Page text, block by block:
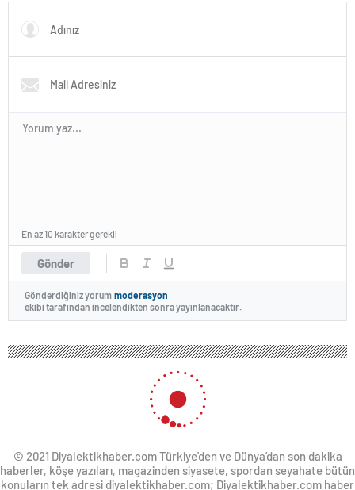
Gönder
En az 10 karakter gerekli
Gönderdiğiniz yorum moderasyon
ekibi tarafından incelendikten sonra yayınlanacaktır.
© 2021 Diyalektikhaber.com Türkiye'den ve Dünya’dan son dakika
haberler, köşe yazıları, magazinden siyasete, spordan seyahate bütün
konuların tek adresi diyalektikhaber.com; Diyalektikhaber.com haber